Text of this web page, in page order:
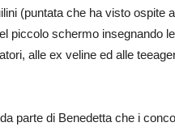
(puntata che ha visto ospite
schermo insegnando le
alle ex veline ed alle
parte di Benedetta che i